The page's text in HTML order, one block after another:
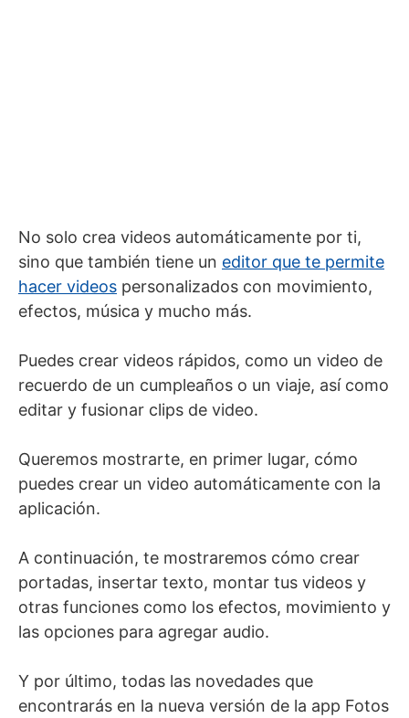
No solo crea videos automáticamente por ti,
sino que también tiene un editor que te permite
hacer videos personalizados con movimiento,
efectos, música y mucho más.
Puedes crear videos rápidos, como un video de
recuerdo de un cumpleaños o un viaje, así como
editar y fusionar clips de video.
Queremos mostrarte, en primer lugar, cómo
puedes crear un video automáticamente con la
aplicación.
A continuación, te mostraremos cómo crear
portadas, insertar texto, montar tus videos y
otras funciones como los efectos, movimiento y
las opciones para agregar audio.
Y por último, todas las novedades que
encontrarás en la nueva versión de la app Fotos